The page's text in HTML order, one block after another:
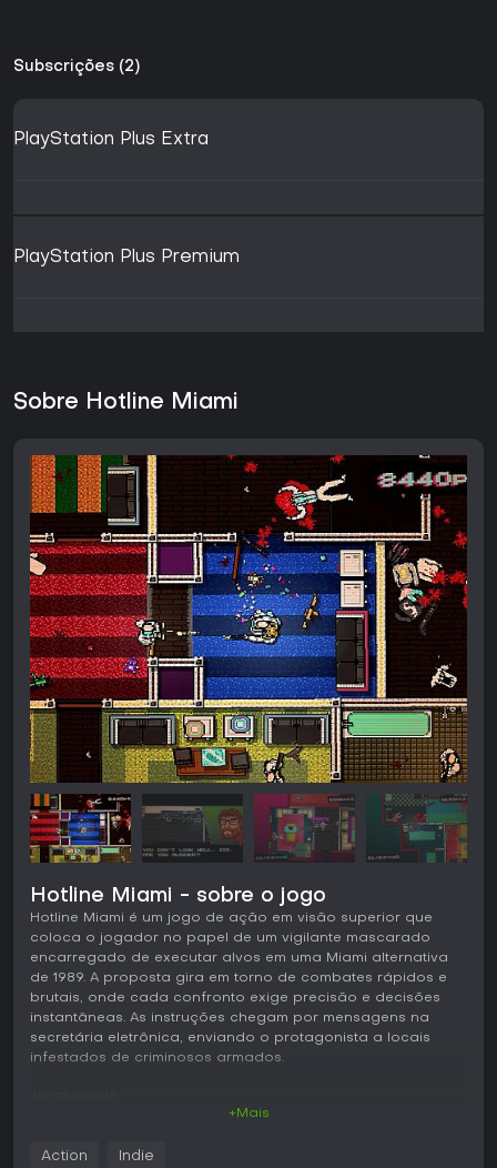
Subscrições (2)
PlayStation Plus Extra
PlayStation Plus Premium
Sobre Hotline Miami
Hotline Miami - sobre o jogo
Hotline Miami é um jogo de ação em visão superior que
coloca o jogador no papel de um vigilante mascarado
encarregado de executar alvos em uma Miami alternativa
de 1989. A proposta gira em torno de combates rápidos e
brutais, onde cada confronto exige precisão e decisões
instantâneas. As instruções chegam por mensagens na
secretária eletrônica, enviando o protagonista a locais
infestados de criminosos armados.
+Mais
Action Indie